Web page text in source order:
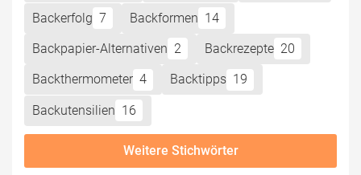
Backerfolg 7 Backformen 14
Backpapier-Alternativen 2 Backrezepte 20
Backthermometer 4 Backtipps 19
Backutensilien 16
Weitere Stichwörter